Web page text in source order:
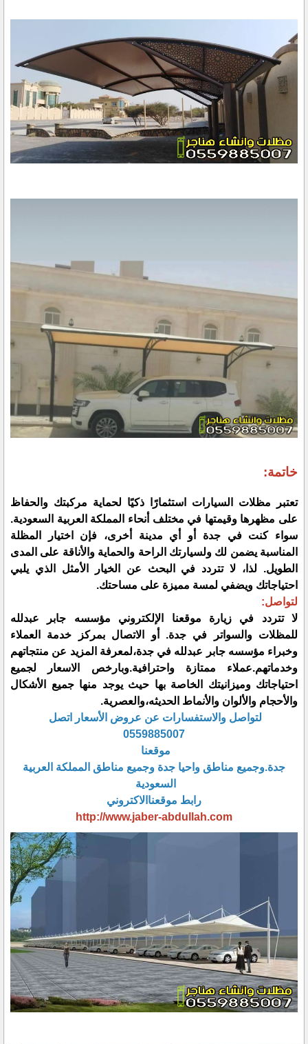
خاتمة:
تعتبر مظلات السيارات استثمارًا ذكيًا لحماية مركبتك والحفاظ
على مظهرها وقيمتها في مختلف أنحاء المملكة العربية السعودية.
سواء كنت في جدة أو أي مدينة أخرى، فإن اختيار المظلة
المناسبة يضمن لك ولسيارتك الراحة والحماية والأناقة على المدى
الطويل. لذا، لا تتردد في البحث عن الخيار الأمثل الذي يلبي
احتياجاتك ويضفي لمسة مميزة على مساحتك.
لتواصل:
لا تتردد في زيارة موقعنا الإلكتروني مؤسسه جابر عبدلله
للمظلات والسواتر في جدة. أو الاتصال بمركز خدمة العملاء
وخبراء مؤسسه جابر عبدلله في جدة،لمعرفة المزيد عن منتجاتهم
وخدماتهم.عملاء ممتازة واحترافية.وبارخص الاسعار لجميع
احتياجاتك وميزانيتك الخاصة بها حيث يوجد منها جميع الأشكال
والأحجام والألوان والأنماط الحديثه،والعصرية.
لتواصل والاستفسارات عن عروض الأسعار اتصل
0559885007
موقعنا
جدة.وجميع مناطق واحيا جدة وجميع مناطق المملكة العربية
السعودية
رابط موقعناالاكتروني
http://www.jaber-abdullah.com